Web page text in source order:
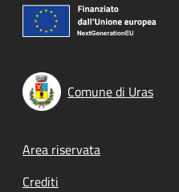
Comune di Uras
Footer menu
Area riservata
Crediti